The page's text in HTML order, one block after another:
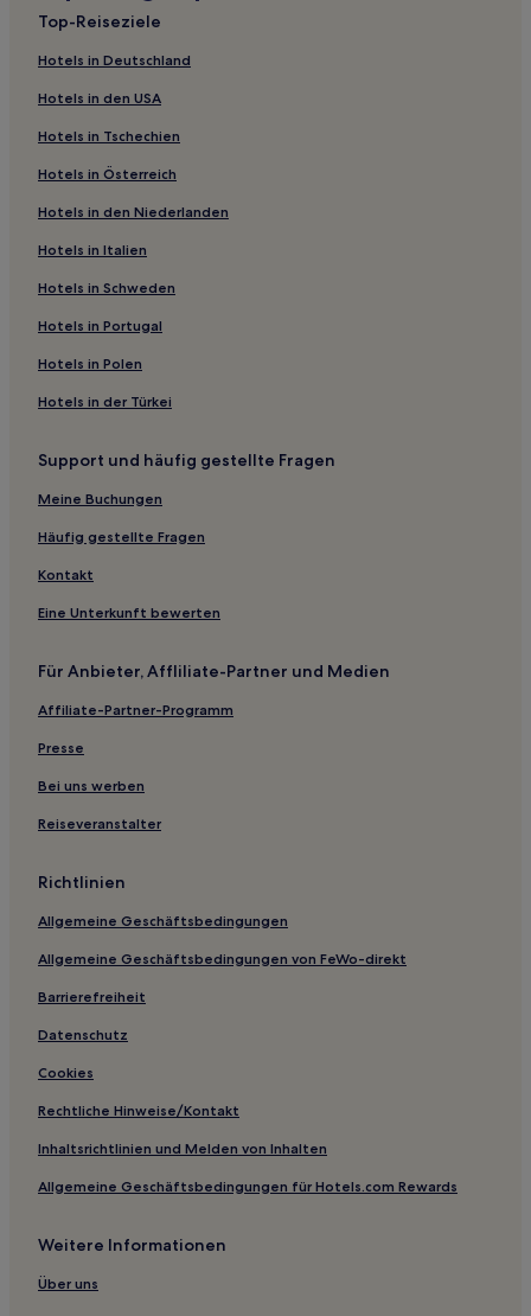
Strand nahe Strand Kujupama
Hotels mit Pool nahe Strand Kisami Ohama
Strand nahe Strand Kisami Ohama
Strand nahe Strand Norihama
Golf in Präfektur Shizuoka
Business in Numazu
Hotels mit inbegriffenem Frühstück nahe Strand Sagara
Hotels nahe Koibito-misaki
Hotels nahe Miho no Matsubara Kultur- und
Hotels nahe Koushikiji
Izu Hotels
Ogi Hotels
Hiekawa Hotels
Hotels nahe The Cat Museum
Hotels nahe Dogashima Onsen
Ukihashi Hotels
Hotels nahe Ishibe-Reisterrassen-Aussichtsplattform
Hotels nahe Izu Animal Kingdom
Ajiro Hotels
Top-Reiseziele
Hotels in Deutschland
Hotels in den USA
Hotels in Tschechien
Hotels in Österreich
Hotels in den Niederlanden
Hotels in Italien
Hotels in Schweden
Hotels in Portugal
Hotels in Polen
Hotels in der Türkei
Support und häufig gestellte Fragen
Meine Buchungen
Häufig gestellte Fragen
Kontakt
Eine Unterkunft bewerten
Für Anbieter, Affliliate-Partner und Medien
Affiliate-Partner-Programm
Presse
Bei uns werben
Reiseveranstalter
Richtlinien
Allgemeine Geschäftsbedingungen
Allgemeine Geschäftsbedingungen von FeWo-direkt
Barrierefreiheit
Datenschutz
Cookies
Rechtliche Hinweise/Kontakt
Inhaltsrichtlinien und Melden von Inhalten
Allgemeine Geschäftsbedingungen für Hotels.com Rewards
Weitere Informationen
Über uns